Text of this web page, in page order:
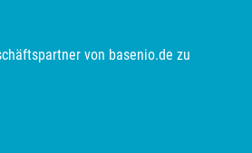
von basenio.de zu